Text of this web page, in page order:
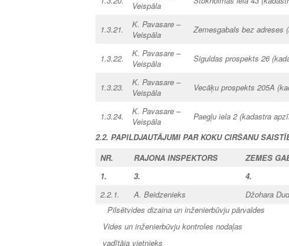
Veispāla
1.3.21.
K. Pavasare –
Veispāla
Zemesgabals bez adreses
1.3.22.
K. Pavasare –
Veispāla
Siguldas prospekts 26
1.3.23.
K. Pavasare –
Veispāla
Vecāķu prospekts 205A
1.3.24.
K. Pavasare –
Veispāla
Paegļu iela 2 (kadastra
2.2. PAPILDJAUTĀJUMI PAR KOKU CIRŠANU
NR.
RAJONA INSPEKTORS
ZEMES
1.
3.
4.
2.2.1.
A. Beidzenieks
Džohara
Pilsētvides dizaina un inženierbūvju pārvaldes
Vides un inženierbūvju kontroles nodaļas
vadītāja